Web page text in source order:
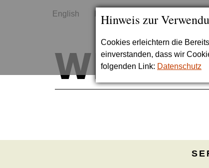
Hinweis zur
Cookies erleichtern die
einverstanden, dass wir
folgenden Link: Datenschutz
English